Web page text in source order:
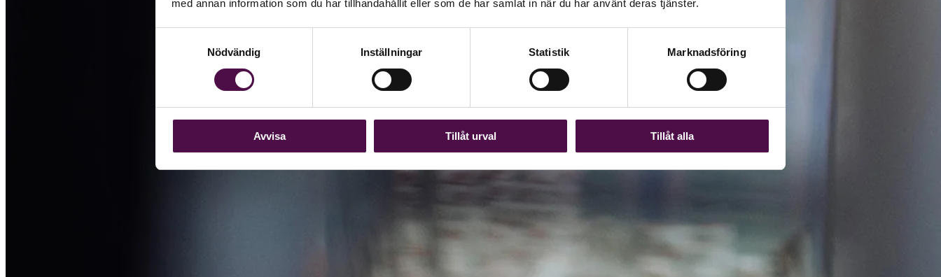
med annan information som du har tillhandahållit eller som de har samlat in när du har använt deras tjänster.
Nödvändig
Inställningar Statistik Marknadsföring
Avvisa Tillåt urval Tillåt alla